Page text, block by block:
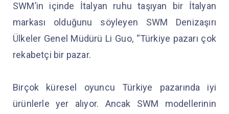
SWM’in içinde İtalyan ruhu taşıyan bir İtalyan
markası olduğunu söyleyen SWM Denizaşırı
Ülkeler Genel Müdürü Li Guo, “Türkiye pazarı çok
rekabetçi bir pazar.
Birçok küresel oyuncu Türkiye pazarında iyi
ürünlerle yer alıyor. Ancak SWM modellerinin